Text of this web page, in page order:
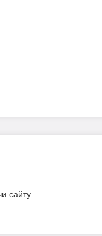
сайту.